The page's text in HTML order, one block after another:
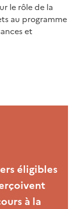
le rôle de la
au programme
et
éligibles
à la